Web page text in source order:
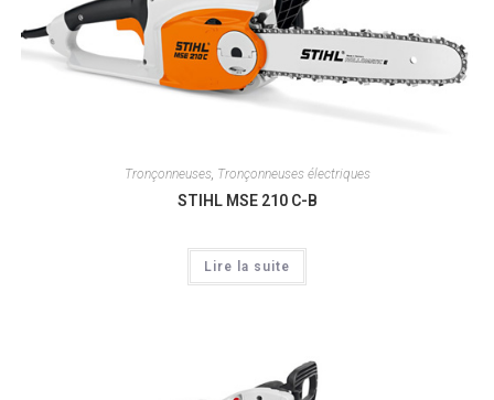
Tronçonneuses, Tronçonneuses électriques
STIHL MSE 210 C-B
Lire la suite